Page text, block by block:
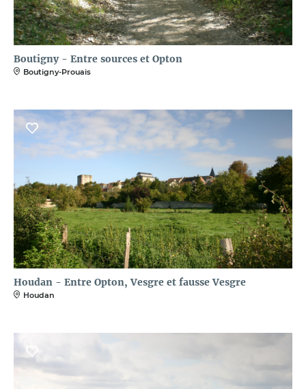
Boutigny - Entre sources et Opton
Boutigny-Prouais
Houdan - Entre Opton, Vesgre et fausse Vesgre
Houdan